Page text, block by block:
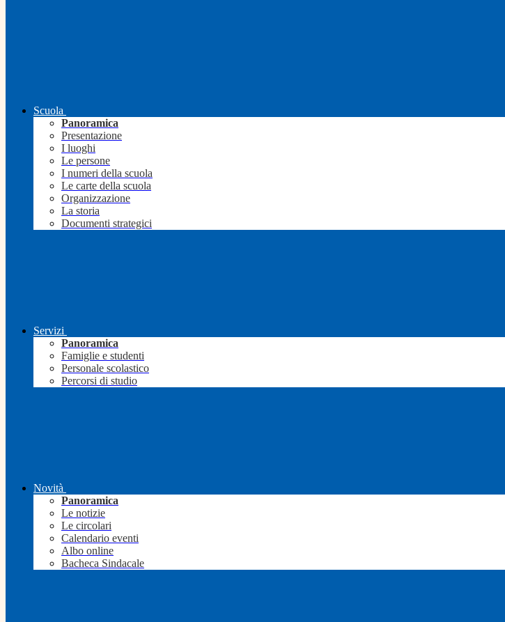
Scuola
Panoramica
Presentazione
I luoghi
Le persone
I numeri della scuola
Le carte della scuola
Organizzazione
La storia
Documenti strategici
Servizi
Panoramica
Famiglie e studenti
Personale scolastico
Percorsi di studio
Novità
Panoramica
Le notizie
Le circolari
Calendario eventi
Albo online
Bacheca Sindacale